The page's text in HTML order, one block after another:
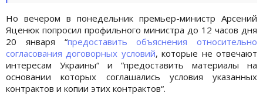
Но вечером в понедельник премьер-министр Арсений
Яценюк попросил профильного министра до 12 часов дня
20 января “предоставить объяснения относительно
согласования договорных условий, которые не отвечают
интересам Украины“ и “предоставить материалы на
основании которых соглашались условия указанных
контрактов и копии этих контрактов“.